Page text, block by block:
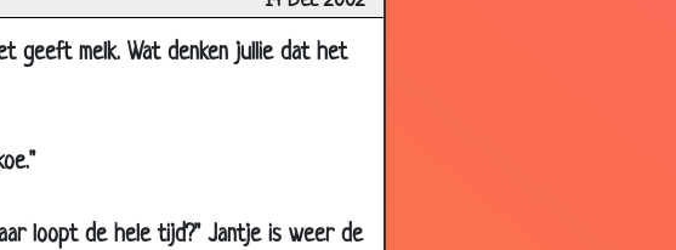
geeft melk. Wat denken jullie dat het
loopt de hele tijd?" Jantje is weer de
3.15
3.54
3.19